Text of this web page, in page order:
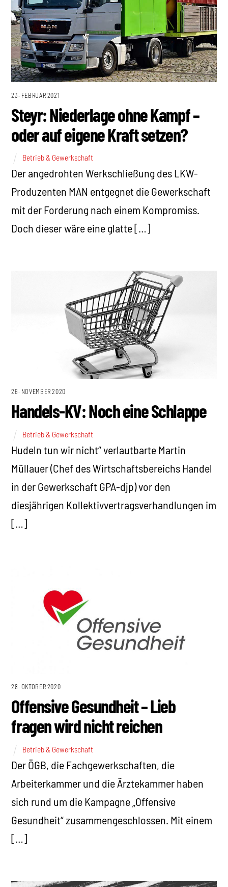
23. FEBRUAR 2021
Steyr: Niederlage ohne Kampf –
oder auf eigene Kraft setzen?
Betrieb & Gewerkschaft
Der angedrohten Werkschließung des LKW-
Produzenten MAN entgegnet die Gewerkschaft
mit der Forderung nach einem Kompromiss.
Doch dieser wäre eine glatte […]
26. NOVEMBER 2020
Handels-KV: Noch eine Schlappe
Betrieb & Gewerkschaft
Hudeln tun wir nicht“ verlautbarte Martin
Müllauer (Chef des Wirtschaftsbereichs Handel
in der Gewerkschaft GPA-djp) vor den
diesjährigen Kollektivvertragsverhandlungen im
[…]
28. OKTOBER 2020
Offensive Gesundheit – Lieb
fragen wird nicht reichen
Betrieb & Gewerkschaft
Der ÖGB, die Fachgewerkschaften, die
Arbeiterkammer und die Ärztekammer haben
sich rund um die Kampagne „Offensive
Gesundheit“ zusammengeschlossen. Mit einem
[…]